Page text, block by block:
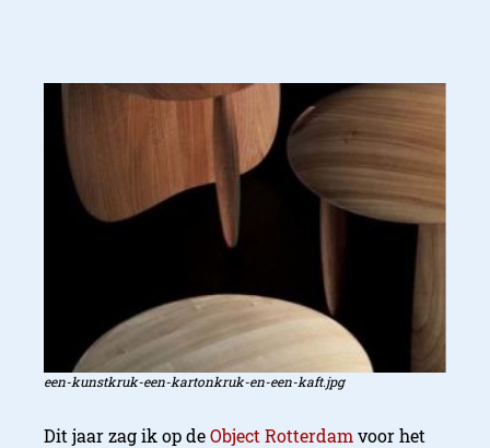
een-kunstkruk-een-kartonkruk-en-een-kaft.jpg
Dit jaar zag ik op deObject Rotterdamvoor het